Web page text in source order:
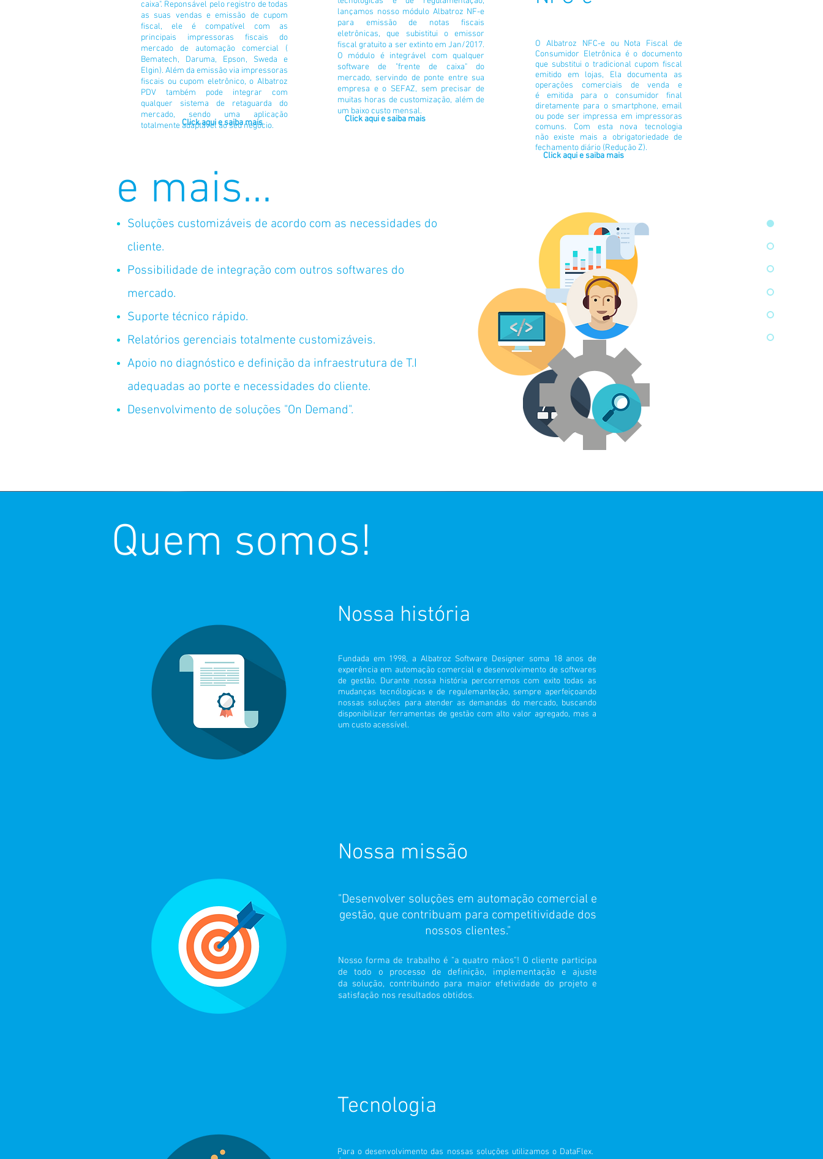
caixa". Reponsável pelo registro de todas
as suas vendas e emissão de cupom
fiscal, ele é compatível com as
principais impressoras fiscais do
mercado de automação comercial (
Bematech, Daruma, Epson, Sweda e
Elgin). Além da emissão via impressoras
fiscais ou cupom eletrônico, o Albatroz
PDV também pode integrar com
qualquer sistema de retaguarda do
mercado, sendo uma aplicação
totalmente adaptável ao seu negócio.
Click aqui e saiba mais
lançamos nosso módulo Albatroz NF-e
para emissão de notas fiscais
eletrônicas, que subistitui o emissor
fiscal gratuito a ser extinto em Jan/2017.
O módulo é integrável com qualquer
software de "frente de caixa" do
mercado, servindo de ponte entre sua
empresa e o SEFAZ, sem precisar de
muitas horas de customização, além de
um baixo custo mensal.
Click aqui e saiba mais
O Albatroz NFC-e ou Nota Fiscal de
Consumidor Eletrônica é o documento
que substitui o tradicional cupom fiscal
emitido em lojas, Ela documenta as
operações comerciais de venda e
é emitida para o consumidor final
diretamente para o smartphone, email
ou pode ser impressa em impressoras
comuns. Com esta nova tecnologia
não existe mais a obrigatoriedade de
fechamento diário (Redução Z).
Click aqui e saiba mais
e mais...
Soluções customizáveis de acordo com as necessidades do
cliente.
Possibilidade de integração com outros softwares do
mercado.
Suporte técnico rápido.
Relatórios gerenciais totalmente customizáveis.
Apoio no diagnóstico e definição da infraestrutura de T.I
adequadas ao porte e necessidades do cliente.
Desenvolvimento de soluções "On Demand".
Quem somos!
Nossa história
Fundada em 1998, a Albatroz Software Designer soma 18 anos de
experência em automação comercial e desenvolvimento de softwares
de gestão. Durante nossa história percorremos com exito todas as
mudanças tecnólogicas e de regulemanteção, sempre aperfeiçoando
nossas soluções para atender as demandas do mercado, buscando
disponibilizar ferramentas de gestão com alto valor agregado, mas a
um custo acessível.
Nossa missão
"Desenvolver soluções em automação comercial e
gestão, que contribuam para competitividade dos
nossos clientes."
Nosso forma de trabalho é "a quatro mãos"! O cliente participa
de todo o processo de definição, implementação e ajuste
da solução, contribuindo para maior efetividade do projeto e
satisfação nos resultados obtidos.
Tecnologia
Para o desenvolvimento das nossas soluções utilizamos o DataFlex.